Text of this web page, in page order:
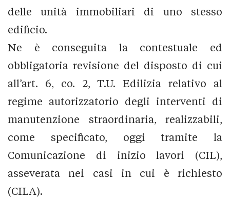
delle unità immobiliari di uno stesso
edificio.
Ne è conseguita la contestuale ed
obbligatoria revisione del disposto di cui
all’art. 6, co. 2, T.U. Edilizia relativo al
regime autorizzatorio degli interventi di
manutenzione straordinaria, realizzabili,
come specificato, oggi tramite la
Comunicazione di inizio lavori (CIL),
asseverata nei casi in cui è richiesto
(CILA).